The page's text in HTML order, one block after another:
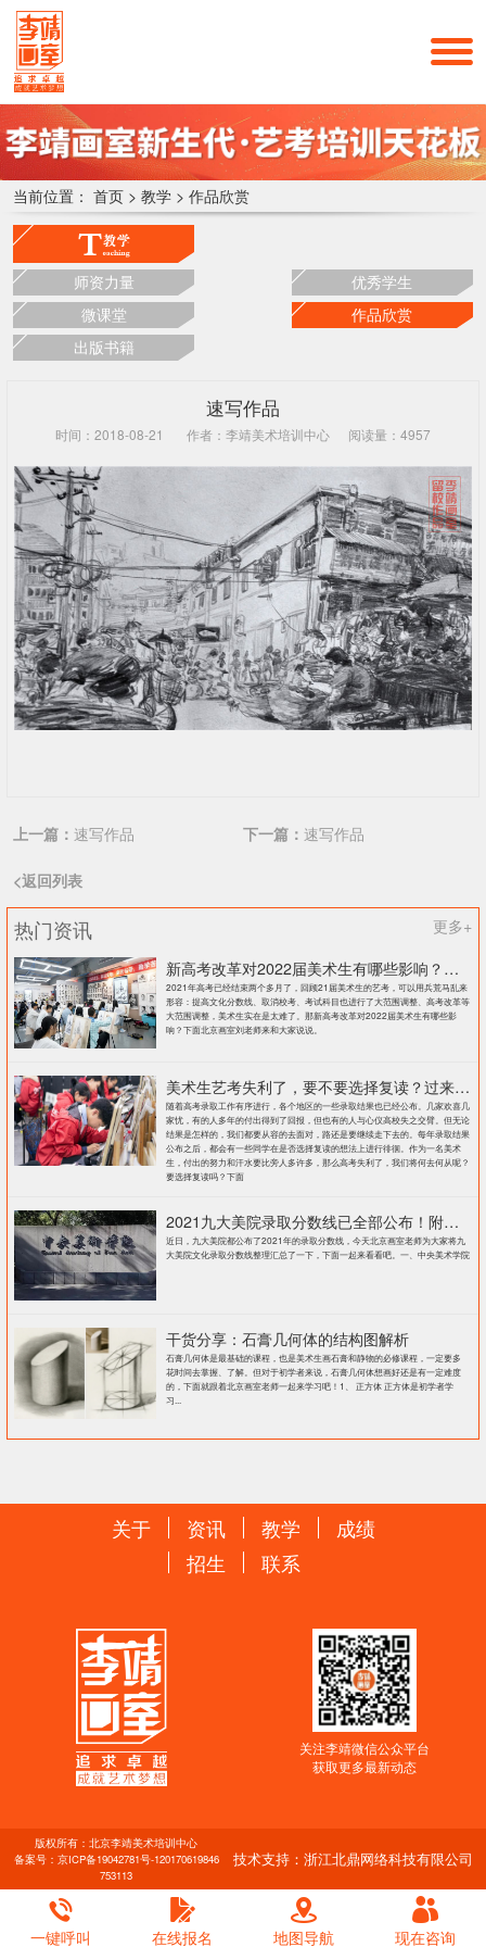
当前位置： 首页 > 教学 > 作品欣赏
师资力量
优秀学生
微课堂
作品欣赏
出版书籍
速写作品
时间：2018-08-21 作者：李靖美术培训中心 阅读量：4957
上一篇： 速写作品 下一篇： 速写作品
<返回列表
热门资讯
更多+
新高考改革对2022届美术生有哪些影响？北京画室刘老师来和大家说说
2021年高考已经结束两个多月了，回顾21届美术生的艺考，可以用兵荒马乱来
形容：提高文化分数线、取消校考、考试科目也进行了大范围调整、高考改革等
大范围调整，美术生实在是太难了。那新高考改革对2022届美术生有哪些影
响？下面北京画室刘老师来和大家说说。
美术生艺考失利了，要不要选择复读？过来人提出这几点建议
随着高考录取工作有序进行，各个地区的一些录取结果也已经公布。几家欢喜几
家忧，有的人多年的付出得到了回报，但也有的人与心仪高校失之交臂。但无论
结果是怎样的，我们都要从容的去面对，路还是要继续走下去的。每年录取结果
公布之后，都会有一些同学在是否选择复读的想法上进行徘徊。作为一名美术
生，付出的努力和汗水要比旁人多许多，那么高考失利了，我们将何去何从呢？
要选择复读吗？下面
2021九大美院录取分数线已全部公布！附各大院校录取分数线汇总！
近日，九大美院都公布了2021年的录取分数线，今天北京画室老师为大家将九
大美院文化录取分数线整理汇总了一下，下面一起来看看吧。一、中央美术学院
干货分享：石膏几何体的结构图解析
石膏几何体是最基础的课程，也是美术生画石膏和静物的必修课程，一定要多
花时间去掌握、了解。但对于初学者来说，石膏几何体想画好还是有一定难度
的，下面就跟着北京画室老师一起来学习吧！1、 正方体 正方体是初学者学
习...
一键呼叫 在线报名 地图导航 现在咨询
关于 资讯 教学
成绩
招生
联系
关注李靖微信公众平台
获取更多最新动态
版权所有：北京李靖美术培训中心
备案号： 京ICP备19042781号-120170619846
753113
技术支持：浙江北鼎网络科技有限公司